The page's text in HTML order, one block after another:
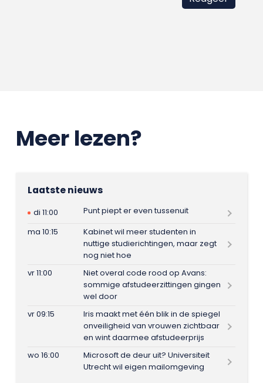
Meer lezen?
Laatste nieuws
di 11:00
Punt piept er even tussenuit
ma 10:15
Kabinet wil meer studenten in
nuttige studierichtingen, maar zegt
nog niet hoe
vr 11:00
Niet overal code rood op Avans:
sommige afstudeerzittingen gingen
wel door
vr 09:15
Iris maakt met één blik in de spiegel
onveiligheid van vrouwen zichtbaar
en wint daarmee afstudeerprijs
wo 16:00
Microsoft de deur uit? Universiteit
Utrecht wil eigen mailomgeving